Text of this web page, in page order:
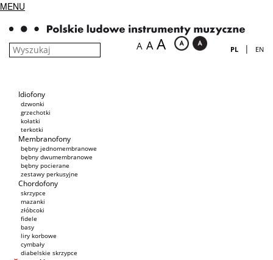
MENU
A A A PL | EN
Idiofony
dzwonki
grzechotki
kołatki
terkotki
Membranofony
bębny jednomembranowe
bębny dwumembranowe
bębny pocierane
zestawy perkusyjne
Chordofony
skrzypce
mazanki
złóbcoki
fidele
basy
liry korbowe
cymbały
diabelskie skrzypce